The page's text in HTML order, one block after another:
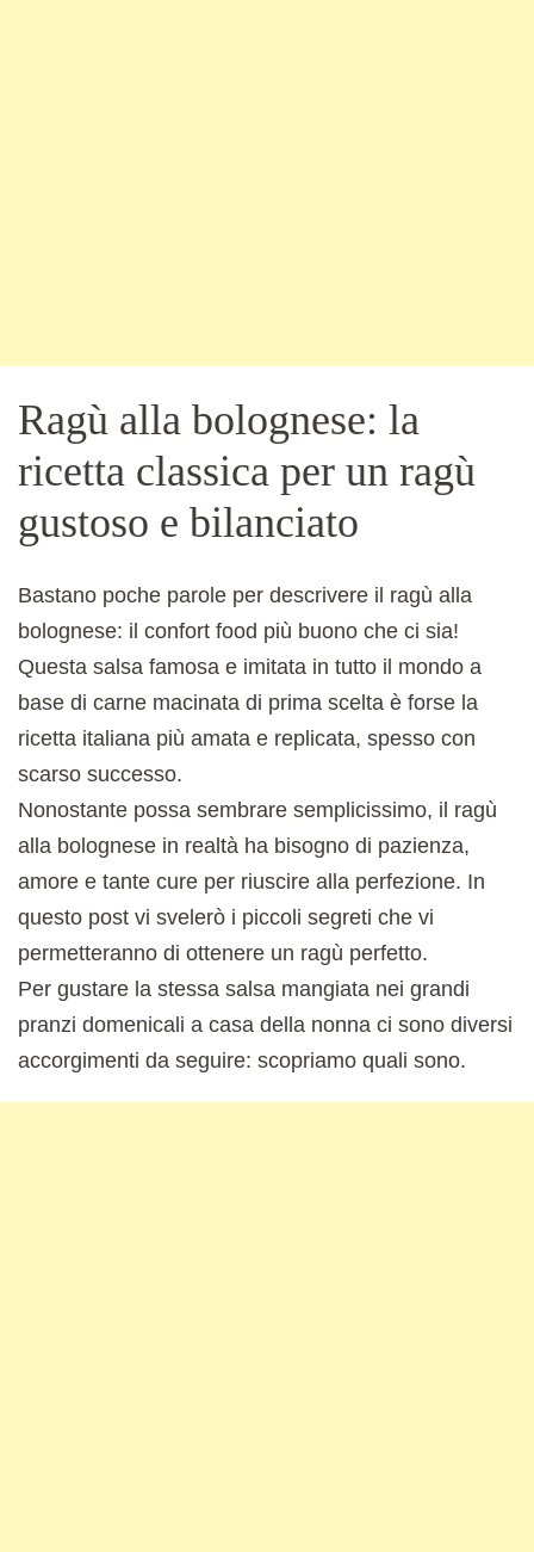
Ragù alla bolognese: la
ricetta classica per un ragù
gustoso e bilanciato
Bastano poche parole per descrivere il ragù alla
bolognese: il confort food più buono che ci sia!
Questa salsa famosa e imitata in tutto il mondo a
base di carne macinata di prima scelta è forse la
ricetta italiana più amata e replicata, spesso con
scarso successo.
Nonostante possa sembrare semplicissimo, il ragù
alla bolognese in realtà ha bisogno di pazienza,
amore e tante cure per riuscire alla perfezione. In
questo post vi svelerò i piccoli segreti che vi
permetteranno di ottenere un ragù perfetto.
Per gustare la stessa salsa mangiata nei grandi
pranzi domenicali a casa della nonna ci sono diversi
accorgimenti da seguire: scopriamo quali sono.